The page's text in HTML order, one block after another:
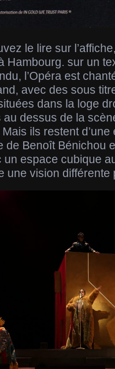
le lire sur
Hambourg. sur un
l’Opéra est
avec des sous
dans la loge
au dessus de la
ils restent
de Benoît Bénichou
un espace cubique
une vision différente